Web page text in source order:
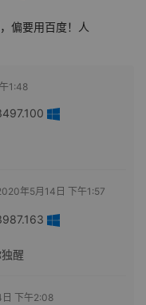
偏要用百度！人
1:48
年5月14日 下午1:57
醒
下午2:08